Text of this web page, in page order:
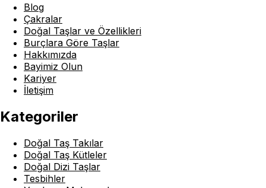
Blog
Çakralar
Doğal Taşlar ve Özellikleri
Burçlara Göre Taşlar
Hakkımızda
Bayimiz Olun
Kariyer
İletişim
Kategoriler
Doğal Taş Takılar
Doğal Taş Kütleler
Doğal Dizi Taşlar
Tesbihler